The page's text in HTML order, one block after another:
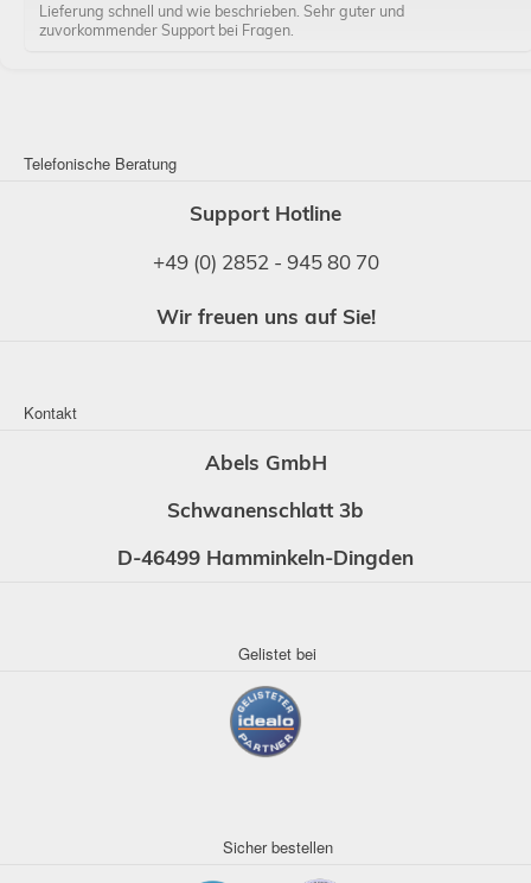
Lieferung schnell und wie beschrieben. Sehr guter und
zuvorkommender Support bei Fragen.
Telefonische Beratung
Support Hotline
+49 (0) 2852 - 945 80 70
Wir freuen uns auf Sie!
Kontakt
Abels GmbH
Schwanenschlatt 3b
D-46499 Hamminkeln-Dingden
Gelistet bei
Sicher bestellen